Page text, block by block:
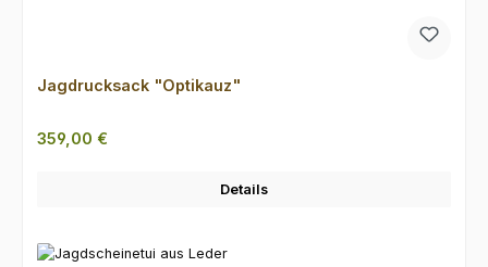
Jagdrucksack "Optikauz"
Regulärer Preis:
359,00 €
Details